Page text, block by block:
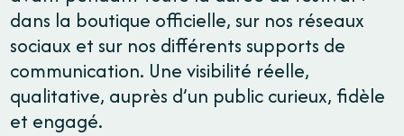
dans la boutique officielle, sur nos réseaux
sociaux et sur nos différents supports de
communication. Une visibilité réelle,
qualitative, auprès d’un public curieux, fidèle
et engagé.